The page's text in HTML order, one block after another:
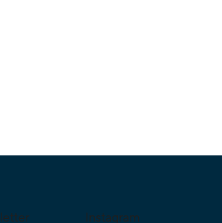
Instagram